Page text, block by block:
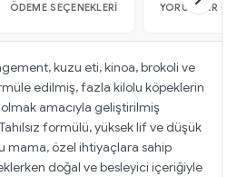
ÖDEME SEÇENEKLERI YORUMLAR (1)
kuzu eti, kinoa, brokoli ve
edilmiş, fazla kilolu köpeklerin
amacıyla geliştirilmiş
formülü, yüksek lif ve düşük
mama, özel ihtiyaçlara sahip
doğal ve besleyici içeriğiyle